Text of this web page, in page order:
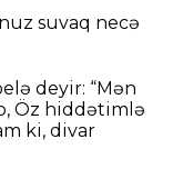
suvaq necə
deyir: “Mən
Öz hiddətimlə
ki, divar